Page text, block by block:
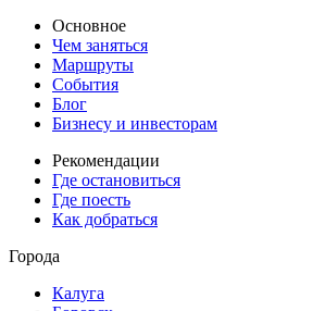
Основное
Чем заняться
Маршруты
События
Блог
Бизнесу и инвесторам
Рекомендации
Где остановиться
Где поесть
Как добраться
Города
Калуга